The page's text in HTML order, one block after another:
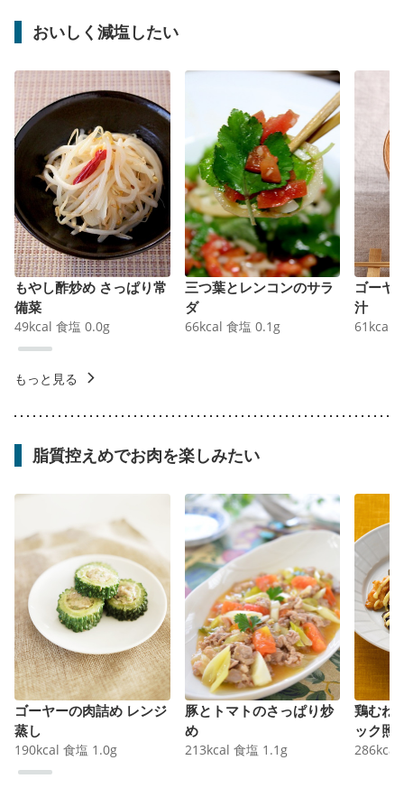
おいしく減塩したい
もやし酢炒め さっぱり常
備菜
49kcal 食塩 0.0g
三つ葉とレンコンのサラ
ダ
66kcal 食塩 0.1 g
ゴーヤ
汁
61 kcal
もっと見る
脂質控えめでお肉を楽しみたい
ゴーヤーの肉詰め レンジ
蒸し
190kcal 食塩 1.0g
豚とトマトのさっぱり炒
め
213kcal 食塩 1.1 g
鶏むね
ック照
286kcal